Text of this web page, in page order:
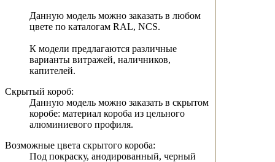
Данную модель можно заказать в любом
цвете по каталогам RAL, NCS.
К модели предлагаются различные
варианты витражей, наличников,
капителей.
Скрытый короб:
Данную модель можно заказать в скрытом
коробе: материал короба из цельного
алюминиевого профиля.
Возможные цвета скрытого короба:
Под покраску, анодированный, черный